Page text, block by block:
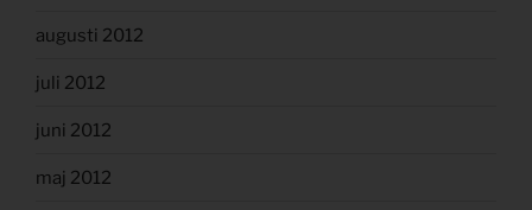
augusti 2012
juli 2012
juni 2012
maj 2012